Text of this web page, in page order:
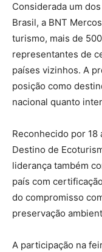
Considerada um
Brasil, a BNT
turismo, mais de
representantes de
países vizinhos. A
posição como
nacional quanto
Reconhecido por
Destino de
liderança também
país com
do compromisso
preservação
A participação na